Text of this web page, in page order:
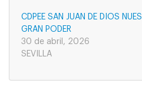
CDPEE SAN JUAN DE DIOS
GRAN PODER
30 de abril, 2026
SEVILLA